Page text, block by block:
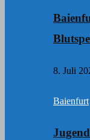
8. Juli
Baienfurt